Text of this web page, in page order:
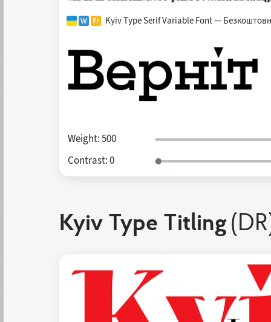
Kyiv Type Serif Variable Font —
Weight:500
Contrast:0
Kyiv Type Titling